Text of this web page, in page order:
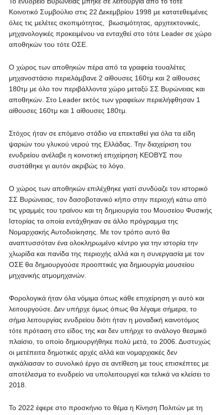
Κοινοτικό Συμβούλιο στις 22 Δεκεμβρίου 1998 με κατατεθειμένες
όλες τις μελέτες σκοπιμότητας, βιωσιμότητας, αρχιτεκτονικές,
μηχανολογικές προκειμένου να ενταχθεί στο τότε Leader σε χώρο
αποθηκών του τότε ΟΣΕ.
Ο χώρος των αποθηκών πέρα από τα γραφεία τουαλέτες
μηχανοστάσιο περιελάμβανε 2 αίθουσες 160τμ και 2 αίθουσες
180τμ με όλο τον περιβάλλοντα χώρο μεταξύ ΣΣ Βυρώνειας και
αποθηκών. Στο Leader εκτός των γραφείων περιελήφθησαν 1
αίθουσες 160τμ και 1 αίθουσες 180τμ.
Στόχος ήταν σε επόμενο στάδιο να επεκταθεί για όλα τα είδη
ψαριών του γλυκού νερού της Ελλάδας. Την διαχείριση του
ενυδρείου ανέλαβε η κοινοτική επιχείρηση ΚΕΟΒΥΣ που
συστάθηκε γι αυτόν ακριβώς το λόγο.
Ο χώρος των αποθηκών επιλέχθηκε γιατί συνδύαζε τον ιστορικό
ΣΣ Βυρώνειας, τον δασοβοτανικό κήπο στην περιοχή κάτω από
τις γραμμές του τραίνου και τη δημιουργία του Μουσείου Φυσικής
Ιστορίας τα οποία εντάχθηκαν σε άλλο πρόγραμμα της
Νομαρχιακής Αυτοδιοίκησης. Με τον τρόπο αυτό θα
αναπτυσσόταν ένα ολοκληρωμένο κέντρο για την ιστορία την
χλωρίδα και πανίδα της περιοχής αλλά και η συνεργασία με τον
ΟΣΕ θα δημιουργούσε προοπτικές για δημιουργία μουσείου
μηχανικής ατμομηχανών.
Φορολογικά ήταν όλα νόμιμα όπως κάθε επιχείρηση γι αυτό και
λειτουργούσε. Δεν υπήρχε όμως όπως θα λέγαμε σήμερα, το
σήμα λειτουργίας ενυδρείου διότι ήταν η μοναδική καινοτόμος
τότε πρόταση στο είδος της και δεν υπήρχε το ανάλογο θεσμικό
πλαίσιο, το οποίο δημιουργήθηκε πολύ μετά, το 2006. Δυστυχώς
οι μετέπειτα δημοτικές αρχές αλλά και νομαρχιακές δεν
αγκάλιασαν το συνολικό έργο σε αντίθεση με τους επισκέπτες με
αποτέλεσμα το ενυδρείο να υπολειτουργεί και τελικά να κλείσει το
2018.
Το 2022 έφερε στο προσκήνιο το θέμα η Κίνηση Πολιτών με τη